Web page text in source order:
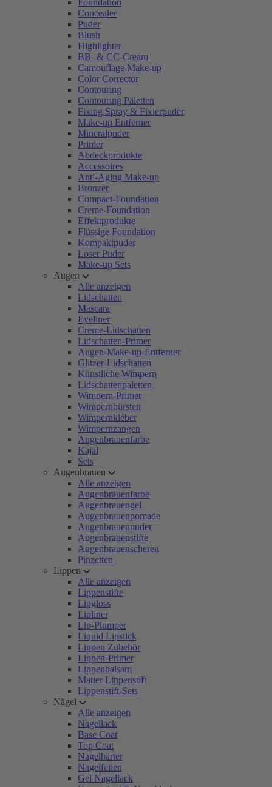
Foundation
Concealer
Puder
Blush
Highlighter
BB- & CC-Cream
Camouflage Make-up
Color Corrector
Contouring
Contouring Paletten
Fixing Spray & Fixierpuder
Make-up Entferner
Mineralpuder
Primer
Abdeckprodukte
Accessoires
Anti-Aging Make-up
Bronzer
Compact-Foundation
Creme-Foundation
Effektprodukte
Flüssige Foundation
Kompaktpuder
Loser Puder
Make-up Sets
Augen
Alle anzeigen
Lidschatten
Mascara
Eyeliner
Creme-Lidschatten
Lidschatten-Primer
Augen-Make-up-Entferner
Glitzer-Lidschatten
Künstliche Wimpern
Lidschattenpaletten
Wimpern-Primer
Wimpernbürsten
Wimpernkleber
Wimpernzangen
Augenbrauenfarbe
Kajal
Sets
Augenbrauen
Alle anzeigen
Augenbrauenfarbe
Augenbrauengel
Augenbrauenpomade
Augenbrauenpuder
Augenbrauenstifte
Augenbrauenscheren
Pinzetten
Lippen
Alle anzeigen
Lippenstifte
Lipgloss
Lipliner
Lip-Plumper
Liquid Lipstick
Lippen Zubehör
Lippen-Primer
Lippenbalsam
Matter Lippenstift
Lippenstift-Sets
Nägel
Alle anzeigen
Nagellack
Base Coat
Top Coat
Nagelhärter
Nagelfeilen
Gel Nagellack